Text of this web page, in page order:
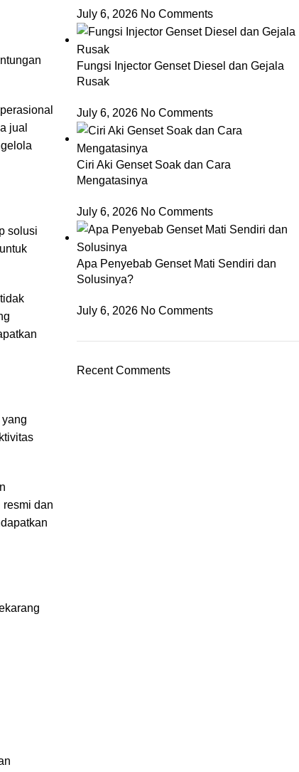
jual
solusi
resmi dan
July 6, 2026 No Comments
Fungsi Injector Genset Diesel dan Gejala
Rusak
July 6, 2026 No Comments
Ciri Aki Genset Soak dan Cara
Mengatasinya
July 6, 2026 No Comments
Apa Penyebab Genset Mati Sendiri dan
Solusinya?
July 6, 2026 No Comments
Recent Comments